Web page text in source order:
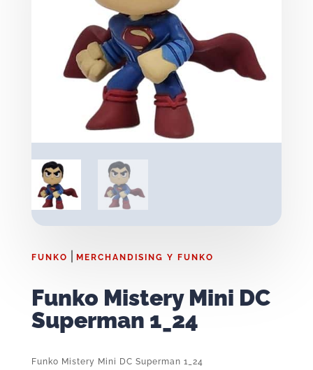
FUNKO MERCHANDISING Y FUNKO
Funko Mistery Mini DC
Superman 1_24
Funko Mistery Mini DC Superman 1_24